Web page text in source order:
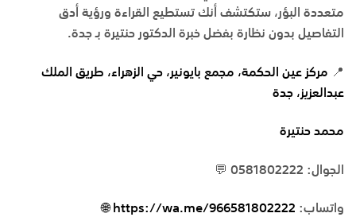
متعددة البؤر، ستكتشف أنك تستطيع القراءة ورؤية أدق
التفاصيل بدون نظارة بفضل خبرة الدكتور حنتيرة بـجدة.
📍 مركز عين الحكمة، مجمع بايونير، حي الزهراء، طريق الملك
عبدالعزيز، جدة
محمد حنتيرة
الجوال: 0581802222 💬
واتساب: https://wa.me/966581802222 🌐